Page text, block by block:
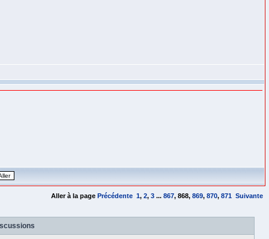
Aller à la page Précédente 1, 2, 3 ... 867, 868, 869, 870, 871 Suivante